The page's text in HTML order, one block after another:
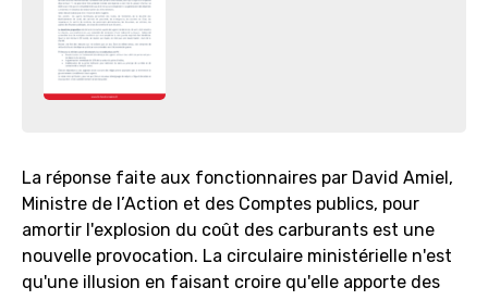
La réponse faite aux fonctionnaires par David Amiel,
Ministre de l’Action et des Comptes publics, pour
amortir l'explosion du coût des carburants est une
nouvelle provocation. La circulaire ministérielle n'est
qu'une illusion en faisant croire qu'elle apporte des